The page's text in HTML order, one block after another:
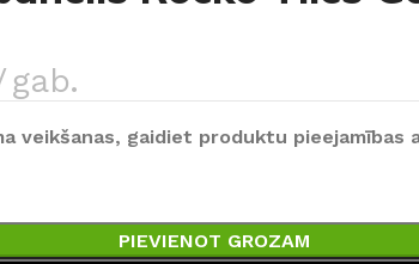
gab.
veikšanas, gaidiet produktu pieejamības
PIEVIENOT GROZAM